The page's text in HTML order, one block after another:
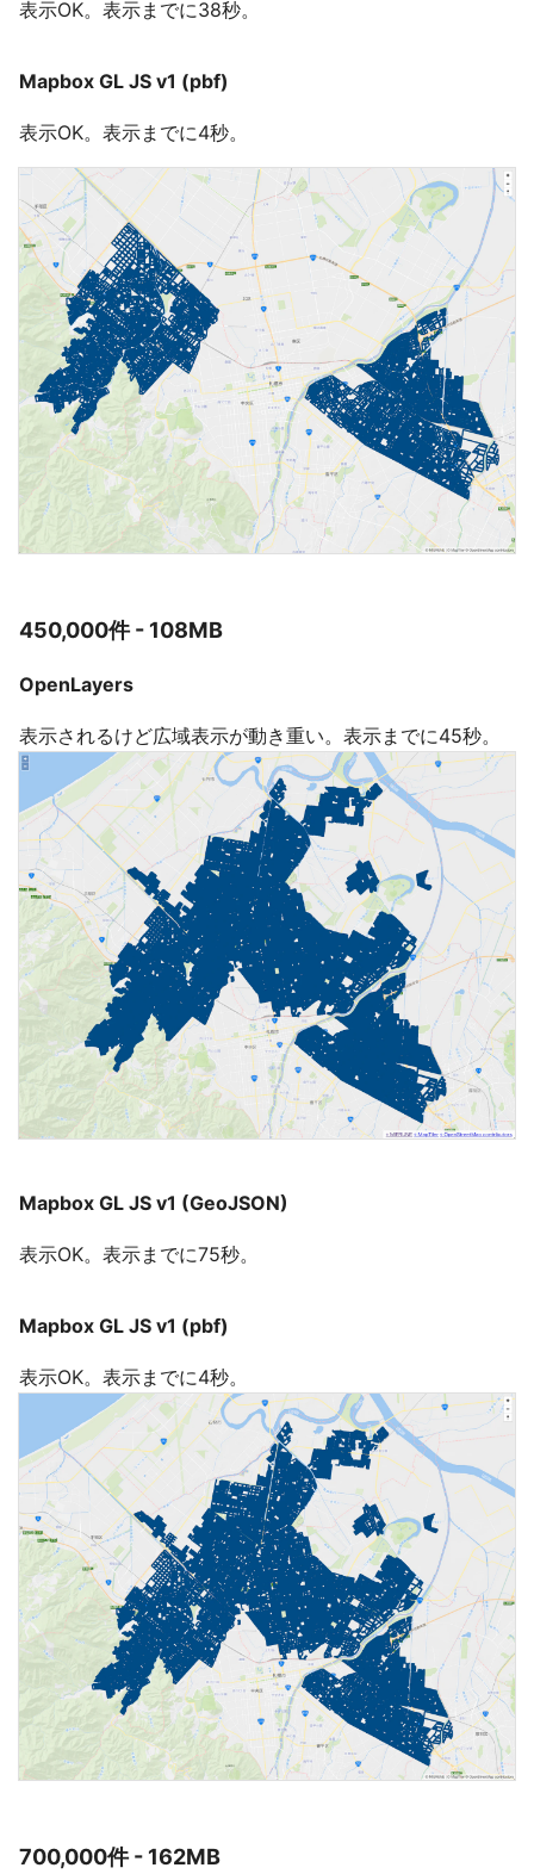
表示OK。表示までに38秒。
Mapbox GL JS v1 (pbf)
表示OK。表示までに4秒。
450,000件 - 108MB
OpenLayers
表示されるけど広域表示が動き重い。表示までに45秒。
Mapbox GL JS v1 (GeoJSON)
表示OK。表示までに75秒。
Mapbox GL JS v1 (pbf)
表示OK。表示までに4秒。
700,000件 - 162MB